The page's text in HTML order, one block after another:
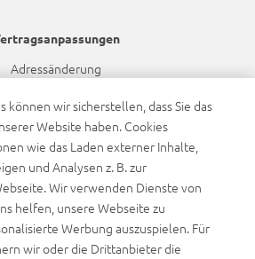
5.000.000 EUR
Versicherungsjahr
Adressänderung
Bankdatenänderung
Namensänderung
Dynamikanpassung
Barrierefreiheit
können wir sicherstellen, dass Sie das
Website haben. Cookies
wie das Laden externer Inhalte,
und Analysen z. B. zur
Wir verwenden Dienste von
helfen, unsere Webseite zu
Werbung auszuspielen. Für
wir oder die Drittanbieter die